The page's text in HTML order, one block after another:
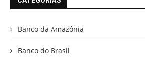
Banco da Amazônia
Banco do Brasil